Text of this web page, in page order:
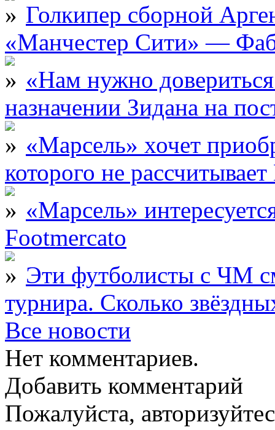
Голкипер сборной
«Манчестер Сити» —
«Нам нужно
назначении Зидана на
«Марсель» хочет
которого не
«Марсель»
Footmercato
Эти футболисты с ЧМ
турнира. Сколько
Все новости
Нет комментариев.
Добавить комментарий
Пожалуйста,